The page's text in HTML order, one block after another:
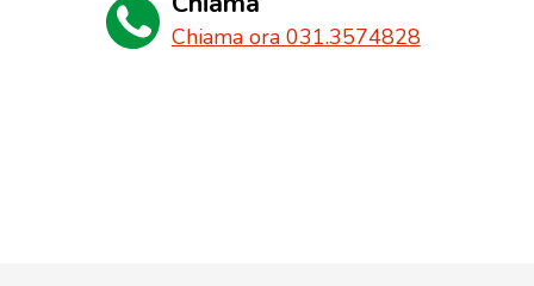
Chiama ora 031.3574828